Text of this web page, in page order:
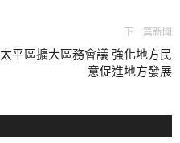
下一篇新聞
太平區擴大區務會議 強化地方民
意促進地方發展